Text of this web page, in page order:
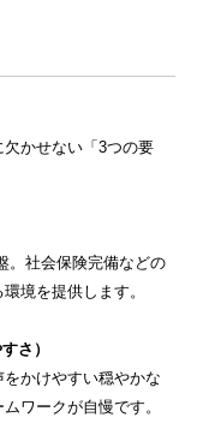
かせない「3つの要
。社会保険完備などの
境を提供します。
さ）
かけやすい穏やかな
ワークが自慢です。